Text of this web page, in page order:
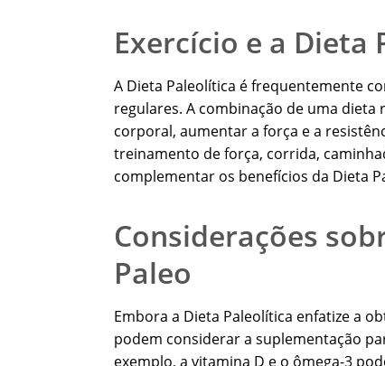
Exercício e a Dieta
A Dieta Paleolítica é frequentemente
regulares. A combinação de uma
corporal, aumentar a força e a
treinamento de força, corrida,
complementar os benefícios da Dieta
Considerações
Paleo
Embora a Dieta Paleolítica enfatize a
podem considerar a suplementação
exemplo, a vitamina D e o ômega-3